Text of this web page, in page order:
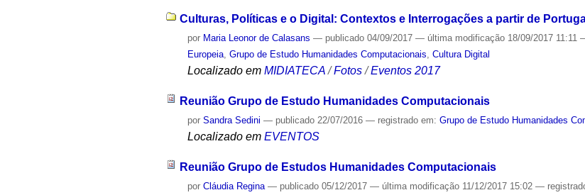
Culturas, Políticas e o Digital: Contextos e Interrogações a partir de
por Maria Leonor de Calasans — publicado 04/09/2017— última modificação 18/09/2017 11:11
Europeia,Grupo de Estudo Humanidades Computacionais,Cultura Digital
Localizado em MIDIATECA /Fotos /Eventos 2017
Reunião Grupo de Estudo Humanidades Computacionais
porSandra Sedini — publicado 22/07/2016— registrado em:Grupo de Estudo Humanidades
Localizado em EVENTOS
Reunião Grupo de Estudos Humanidades Computacionais
porCláudia Regina — publicado 05/12/2017— última modificação 11/12/2017 15:02—